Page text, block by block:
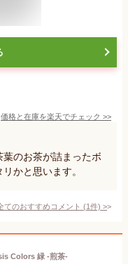
価格と在庫を楽天でチェック >>
のお茶が詰まったボ
かと思います。
てのおすすめコメント (1件) >
Colors 緑 -煎茶-